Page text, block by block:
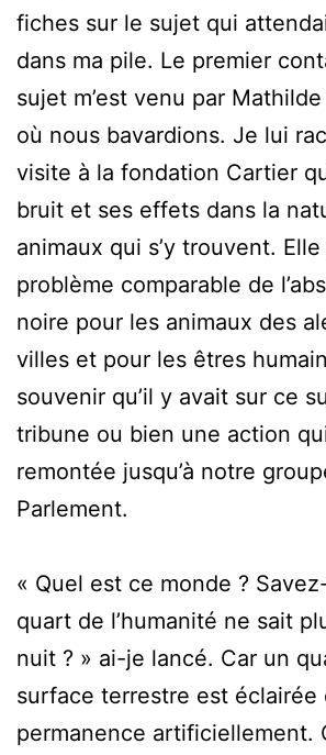
fiches sur le sujet qui
dans ma pile. Le premier
sujet m’est venu par
où nous bavardions. Je lui
visite à la fondation Cartier
bruit et ses effets dans la
animaux qui s’y trouvent.
problème comparable de
noire pour les animaux des
villes et pour les êtres
souvenir qu’il y avait sur ce
tribune ou bien une action
remontée jusqu’à notre
Parlement.
« Quel est ce monde ?
quart de l’humanité ne sait
nuit ? » ai-je lancé. Car un
surface terrestre est éclairée
permanence artificiellement.